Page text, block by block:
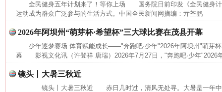
全民健身五年计划来了！等你上场 国务院日前印发《全民健身计
运动成为群众广泛参与的生活方式。中国全民新闻网摘编：亓荃鹏
2026年阿坝州“萌芽杯·希望杯”三大球比赛在茂县开幕
少年逐梦赛场 体育赋能成长——"奔跑吧·少年"2026年阿坝州"萌芽
幕 影视文化讯（许登祥 唐瑞）2026年7月27日，"奔跑吧·少年"2026
镜头丨大暑三秋近
镜头丨大暑三秋近 赤日几时过，清风无处寻。大暑是一年中